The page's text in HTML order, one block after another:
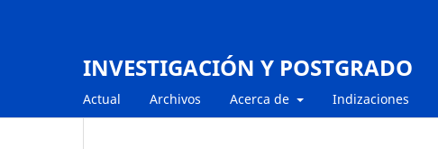
INVESTIGACIÓN Y POSTGRADO
Actual Archivos Acerca de Indizaciones